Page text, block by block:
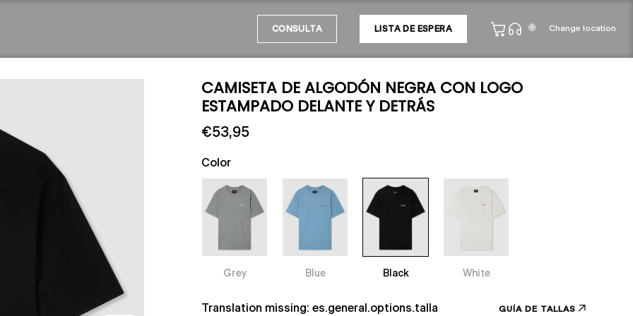
CONSULTA LISTA DE ESPERA 🌐 Change location
CAMISETA DE ALGODÓN NEGRA CON LOGO
ESTAMPADO DELANTE Y DETRÁS
€53,95
Color
Grey Blue Black White
Translation missing: es.general.options.talla GUÍA DE TALLAS